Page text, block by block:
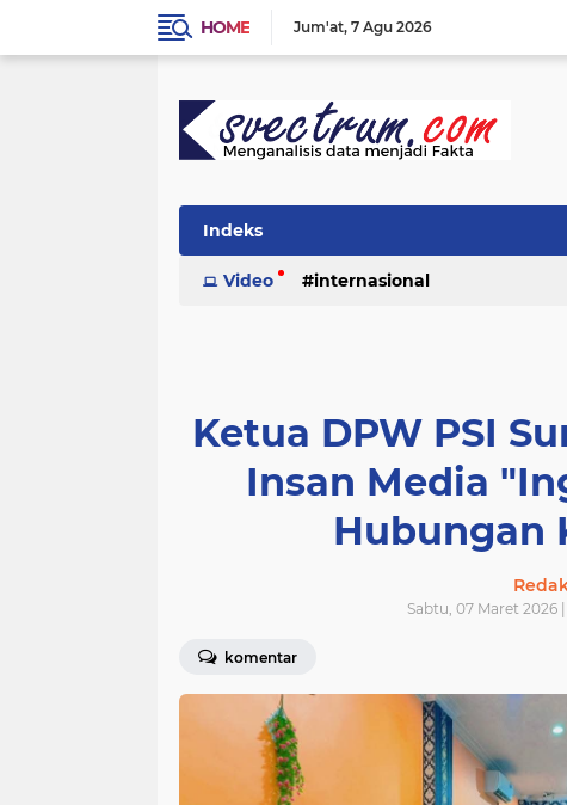
HOME Jum'at 7 Agu 2026
Indeks
Video internasional
Ketua DPW PSI
Insan Media
Hubungan
Sabtu, 07 Maret 2026
komentar